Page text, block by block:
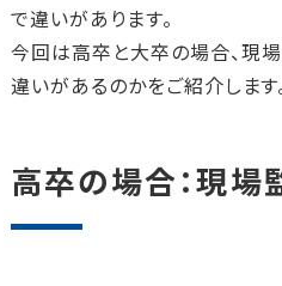
で違いがあります。
今回は高卒と大卒の場合、現場
違いがあるのかをご紹介します
高卒の場合：現場